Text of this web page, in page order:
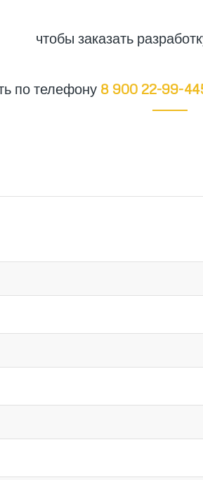
чтобы заказать
по телефону 8 900 22-99-